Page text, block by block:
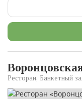
Ресторан, Банкетный